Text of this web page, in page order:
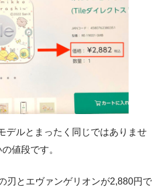
デルとまったく同じではありませ
値段です。
刃とエヴァンゲリオンが2,880円で